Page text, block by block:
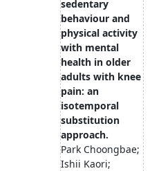
sedentary
behaviour and
physical activity
with mental
health in older
adults with knee
pain: an
isotemporal
substitution
approach.
Park Choongbae;
Ishii Kaori;